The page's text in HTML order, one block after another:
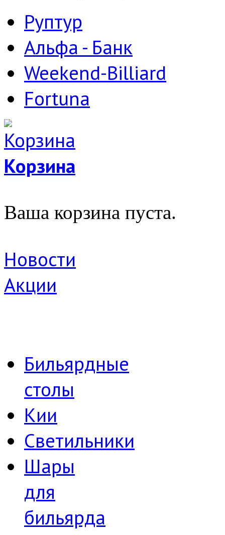
Руптур
Альфа - Банк
Weekend-Billiard
Fortuna
Корзина
Ваша корзина пуста.
Новости
Акции
Бильярдные
столы
Кии
Светильники
Шары
для
бильярда